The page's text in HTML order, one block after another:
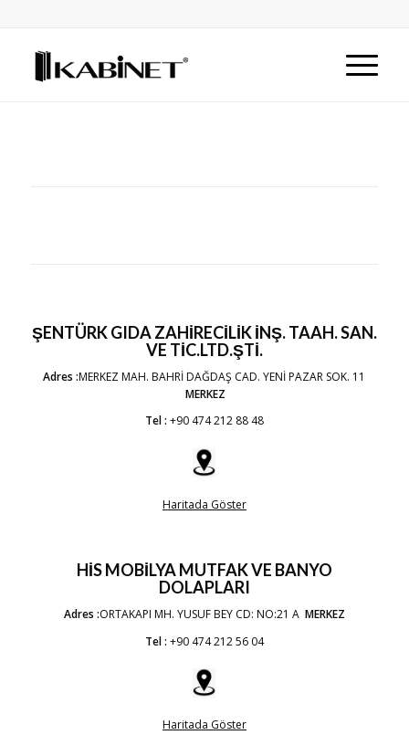
ŞENTÜRK GIDA ZAHİRECİLİK İNŞ. TAAH. SAN.
VE TİC.LTD.ŞTİ.
Adres :MERKEZ MAH. BAHRİ DAĞDAŞ CAD. YENİ PAZAR SOK. 11
MERKEZ
Tel : +90 474 212 88 48
Haritada Göster
HİS MOBİLYA MUTFAK VE BANYO
DOLAPLARI
Adres :ORTAKAPI MH. YUSUF BEY CD: NO:21 A MERKEZ
Tel : +90 474 212 56 04
Haritada Göster